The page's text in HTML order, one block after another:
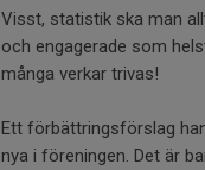
Visst, statistik ska man
och engagerade som
många verkar trivas!
Ett förbättringsförslag
nya i föreningen. Det är